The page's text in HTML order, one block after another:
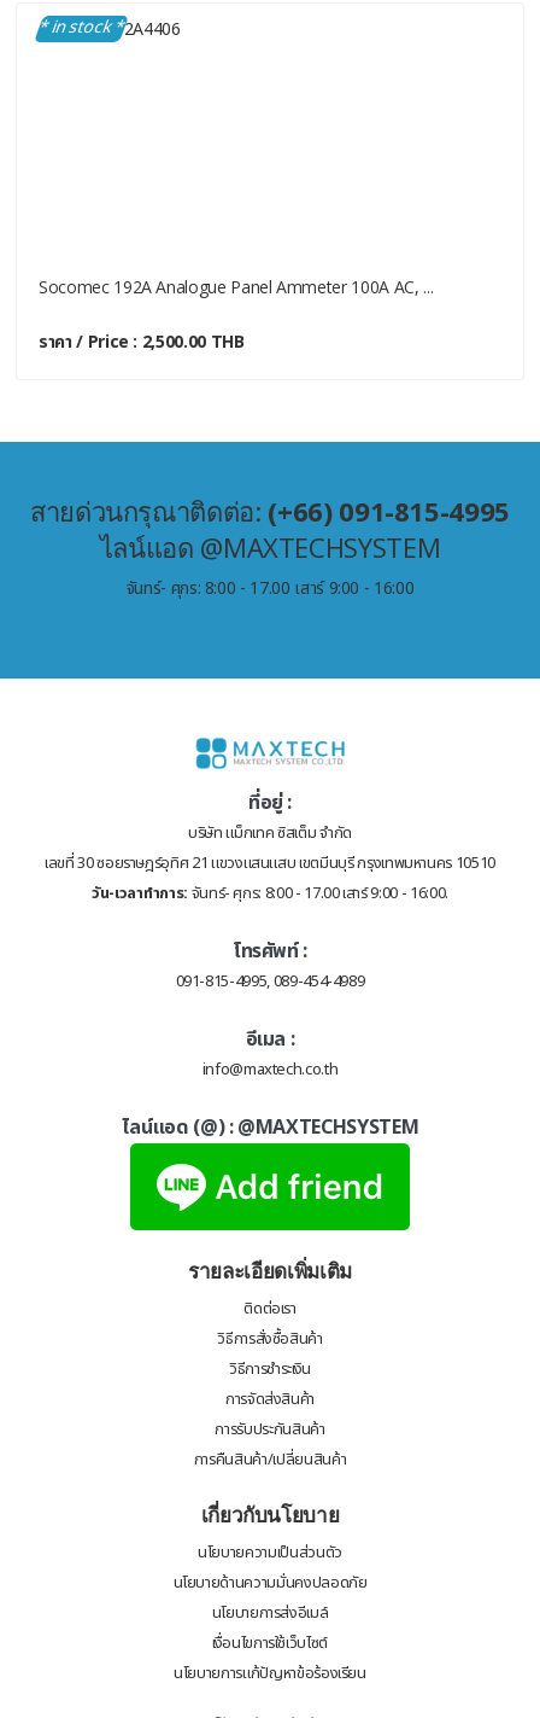
* in stock *
Socomec 192A Analogue Panel Ammeter 100A AC, ...
ราคา / Price : 2,500.00 THB
สายด่วนกรุณาติดต่อ: (+66) 091-815-4995
ไลน์แอด @MAXTECHSYSTEM
จันทร์- ศุกร: 8:00 - 17.00 เสาร์ 9:00 - 16:00
ที่อยู่ :
บริษัท แม็กเทค ซิสเต็ม จำกัด
เลขที่ 30 ซอยราษฎร์อุทิศ 21 แขวงแสนแสบ เขตมีนบุรี กรุงเทพมหานคร 10510
วัน-เวลาทำการ: จันทร์- ศุกร: 8:00 - 17.00 เสาร์ 9:00 - 16:00.
โทรศัพท์ :
091-815-4995, 089-454-4989
อีเมล :
info@maxtech.co.th
ไลน์แอด (@) :@MAXTECHSYSTEM
รายละเอียดเพิ่มเติม
ติดต่อเรา
วิธีการสั่งซื้อสินค้า
วิธีการชำระเงิน
การจัดส่งสินค้า
การรับประกันสินค้า
การคืนสินค้า/เปลี่ยนสินค้า
เกี่ยวกับนโยบาย
นโยบายความเป็นส่วนตัว
นโยบายด้านความมั่นคงปลอดภัย
นโยบายการส่งอีเมล์
เงื่อนไขการใช้เว็บไซต์
นโยบายการแก้ปัญหาข้อร้องเรียน